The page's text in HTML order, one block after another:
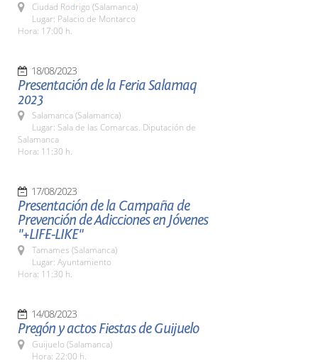
Ciudad Rodrigo (Salamanca)
Lugar: Palacio de Montarco
Hora: 17:00 h.
18/08/2023
Presentación de la Feria Salamaq
2023
Salamanca (Salamanca)
Lugar: Sala de las Comarcas. Diputación de
Salamanca
Hora: 11:30 h.
17/08/2023
Presentación de la Campaña de
Prevención de Adicciones en Jóvenes
"+LIFE-LIKE"
Tamames (Salamanca)
Lugar: Ayuntamiento
Hora: 11:30 h.
14/08/2023
Pregón y actos Fiestas de Guijuelo
Guijuelo (Salamanca)
Hora: 22:00 h.